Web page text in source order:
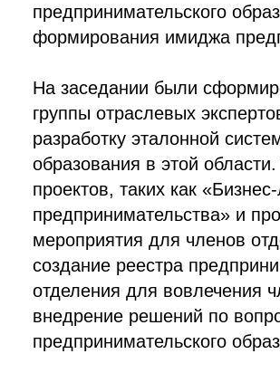
предпринимательского
формирования имиджа
На заседании были
группы отраслевых
разработку эталонной
образования в этой
проектов, таких как
предпринимательства» и
мероприятия для членов
создание реестра
отделения для вовлечения
внедрение решений по
предпринимательского